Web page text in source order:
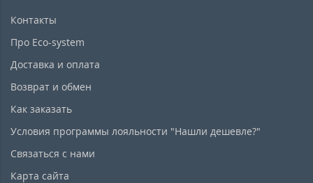
Контакты
Про Eco-system
Доставка и оплата
Возврат и обмен
Как заказать
Условия программы лояльности "Нашли дешевле?"
Связаться с нами
Карта сайта